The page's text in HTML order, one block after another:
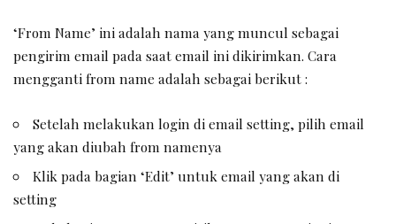
‘From Name’ ini adalah nama yang muncul sebagai
pengirim email pada saat email ini dikirimkan. Cara
mengganti from name adalah sebagai berikut :
Setelah melakukan login di email setting, pilih email
yang akan diubah from namenya
Klik pada bagian ‘Edit’ untuk email yang akan di
setting